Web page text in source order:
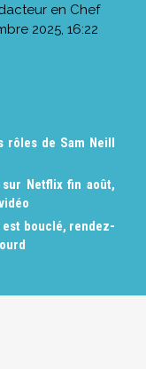
en Chef
2025, 16:22
rôles de Sam Neill
Netflix fin août,
est bouclé, rendez-